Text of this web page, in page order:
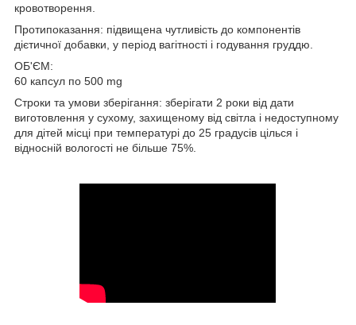
кровотворення.
Протипоказання: підвищена чутливість до компонентів
дієтичної добавки, у період вагітності і годування груддю.
ОБ'ЄМ:
60 капсул по 500 mg
Строки та умови зберігання: зберігати 2 роки від дати
виготовлення у сухому, захищеному від світла і недоступному
для дітей місці при температурі до 25 градусів цілься і
відносній вологості не більше 75%.